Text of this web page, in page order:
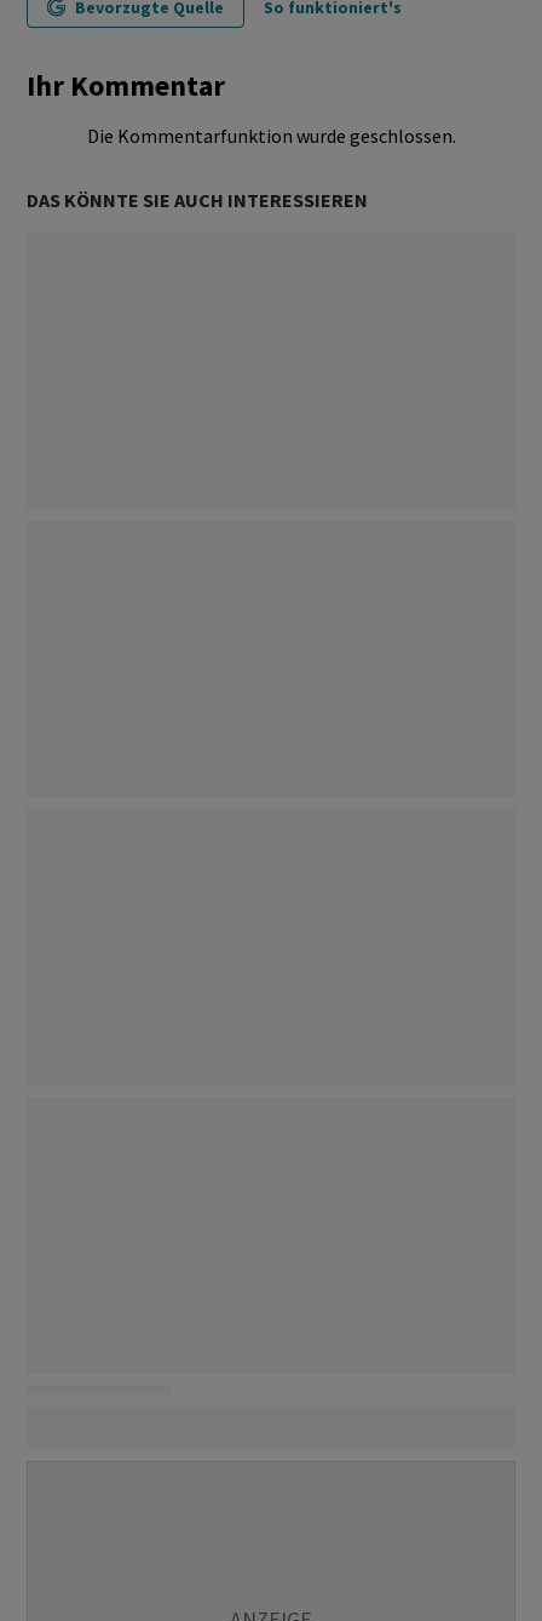
Bevorzugte Quelle So funktioniert's
Ihr Kommentar
Die Kommentarfunktion wurde geschlossen.
DAS KÖNNTE SIE AUCH INTERESSIEREN